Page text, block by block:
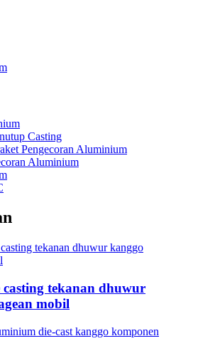
Casting
Pengecoran Aluminium
Aluminium
casting tekanan dhuwur
mobil